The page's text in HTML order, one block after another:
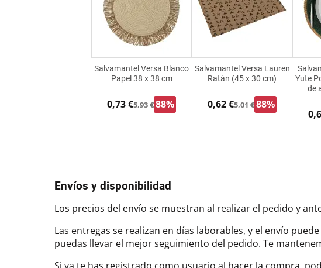
Salvamantel Versa Blanco
Papel 38 x 38 cm
0,73 €5,93 €88%
Salvamantel Versa Lauren
Ratán (45 x 30 cm)
0,62 €5,01 €88%
Yute
de
Envíos y disponibilidad
Los precios del envío se muestran al realizar el pedido y
Las entregas se realizan en días laborables, y el envío
puedas llevar el mejor seguimiento del pedido. Te